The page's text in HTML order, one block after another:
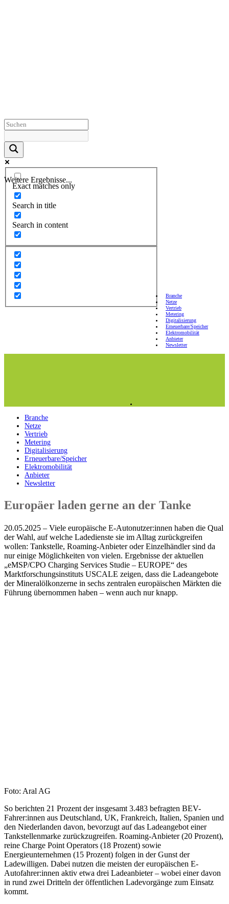
Weitere Ergebnisse...
Exact matches only
Search in title
Search in content
Branche
Netze
Vertrieb
Metering
Digitalisierung
Erneuerbare/Speicher
Elektromobilität
Anbieter
Newsletter
Branche
Netze
Vertrieb
Metering
Digitalisierung
Erneuerbare/Speicher
Elektromobilität
Anbieter
Newsletter
Europäer laden gerne an der Tanke
20.05.2025 – Viele europäische E-Autonutzer:innen haben die Qual
der Wahl, auf welche Ladedienste sie im Alltag zurückgreifen
wollen: Tankstelle, Roaming-Anbieter oder Einzelhändler sind da
nur einige Möglichkeiten von vielen. Ergebnisse der aktuellen
„eMSP/CPO Charging Services Studie – EUROPE“ des
Marktforschungsinstituts USCALE zeigen, dass die Ladeangebote
der Mineralölkonzerne in sechs zentralen europäischen Märkten die
Führung übernommen haben – wenn auch nur knapp.
Foto: Aral AG
So berichten 21 Prozent der insgesamt 3.483 befragten BEV-
Fahrer:innen aus Deutschland, UK, Frankreich, Italien, Spanien und
den Niederlanden davon, bevorzugt auf das Ladeangebot einer
Tankstellenmarke zurückzugreifen. Roaming-Anbieter (20 Prozent),
reine Charge Point Operators (18 Prozent) sowie
Energieunternehmen (15 Prozent) folgen in der Gunst der
Ladewilligen. Dabei nutzen die meisten der europäischen E-
Autofahrer:innen aktiv etwa drei Ladeanbieter – wobei einer davon
in rund zwei Dritteln der öffentlichen Ladevorgänge zum Einsatz
kommt.